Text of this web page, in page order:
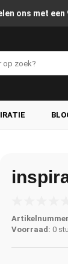
ons met een
Voorraad: 0